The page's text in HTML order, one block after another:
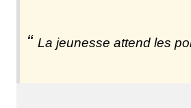
La jeunesse attend les